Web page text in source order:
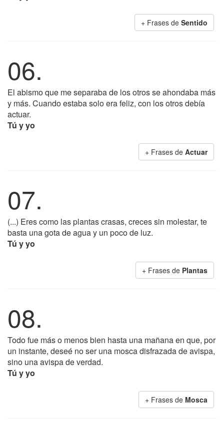
+ Frases de Sentido
06.
El abismo que me separaba de los otros se ahondaba más
y más. Cuando estaba solo era feliz, con los otros debía
actuar.
Tú y yo
+ Frases de Actuar
07.
(...) Eres como las plantas crasas, creces sin molestar, te
basta una gota de agua y un poco de luz.
Tú y yo
+ Frases de Plantas
08.
Todo fue más o menos bien hasta una mañana en que, por
un instante, deseé no ser una mosca disfrazada de avispa,
sino una avispa de verdad.
Tú y yo
+ Frases de Mosca